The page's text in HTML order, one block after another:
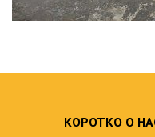
КОРОТКО О